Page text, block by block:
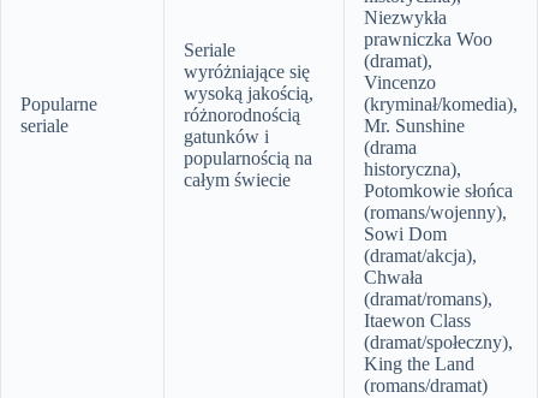
Popularne
seriale
Seriale
wyróżniające się
wysoką jakością,
różnorodnością
gatunków i
popularnością na
całym świecie
Niezwykła
prawniczka Woo
(dramat),
Vincenzo
(kryminał/komedia),
Mr. Sunshine
(drama
historyczna),
Potomkowie słońca
(romans/wojenny),
Sowi Dom
(dramat/akcja),
Chwała
(dramat/romans),
Itaewon Class
(dramat/społeczny),
King the Land
(romans/dramat)